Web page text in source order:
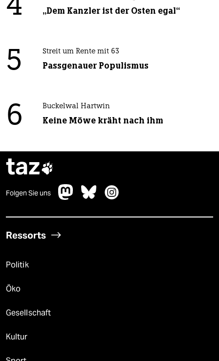
4 „Dem Kanzler ist der Osten egal“
5 Streit um Rente mit 63
Passgenauer Populismus
6 Buckelwal Hartwin
Keine Möwe kräht nach ihm
taz
Folgen Sie uns
Ressorts
Politik
Öko
Gesellschaft
Kultur